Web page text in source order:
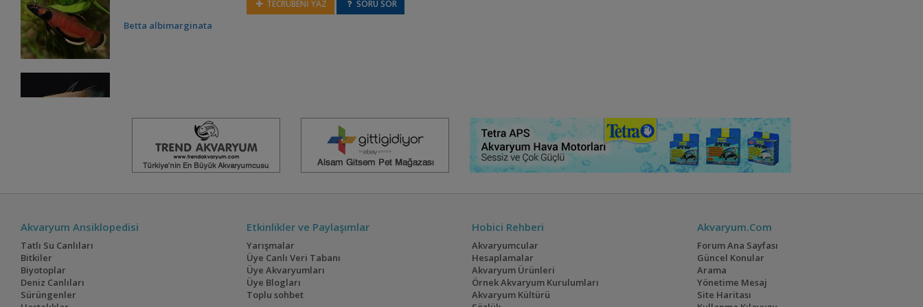
Betta albimarginata
Betta Bellica
TECRÜBENİ YAZ SORU SOR
Akvaryum Ansiklopedisi
Tatlı Su Canlıları
Bitkiler
Biyotoplar
Deniz Canlıları
Sürüngenler
Etkinlikler ve Paylaşımlar
Yarışmalar
Üye Canlı Veri Tabanı
Üye Akvaryumları
Üye Blogları
Toplu sohbet
Hobici Rehberi
Akvaryumcular
Hesaplamalar
Akvaryum Ürünleri
Örnek Akvaryum Kurulumları
Akvaryum Kültürü
Akvaryum.Com
Forum Ana Sayfası
Güncel Konular
Arama
Yönetime Mesaj
Site Haritası